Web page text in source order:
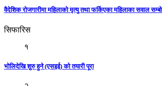
वैदेशिक रोजगारीमा महिलाको मृत्यु तथा फर्किएका महिलाका सवाल
सिफारिस
१
भोलिदेखि शुरु हुने (एसइई) को तयारी पूरा